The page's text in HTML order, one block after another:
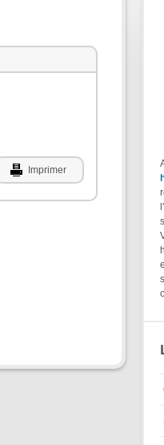
Imprimer